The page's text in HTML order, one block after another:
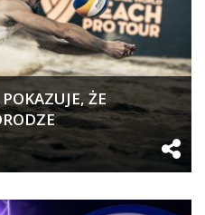
ŻE